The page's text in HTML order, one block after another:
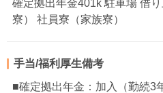
確定拠出年金401k 駐車場 借
寮） 社員寮（家族寮）
手当/福利厚生備考
■確定拠出年金：加入（勤続3